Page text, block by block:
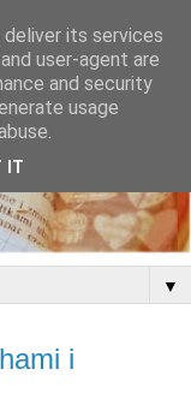
▼
i
its services
user-agent are
and security
usage
IT